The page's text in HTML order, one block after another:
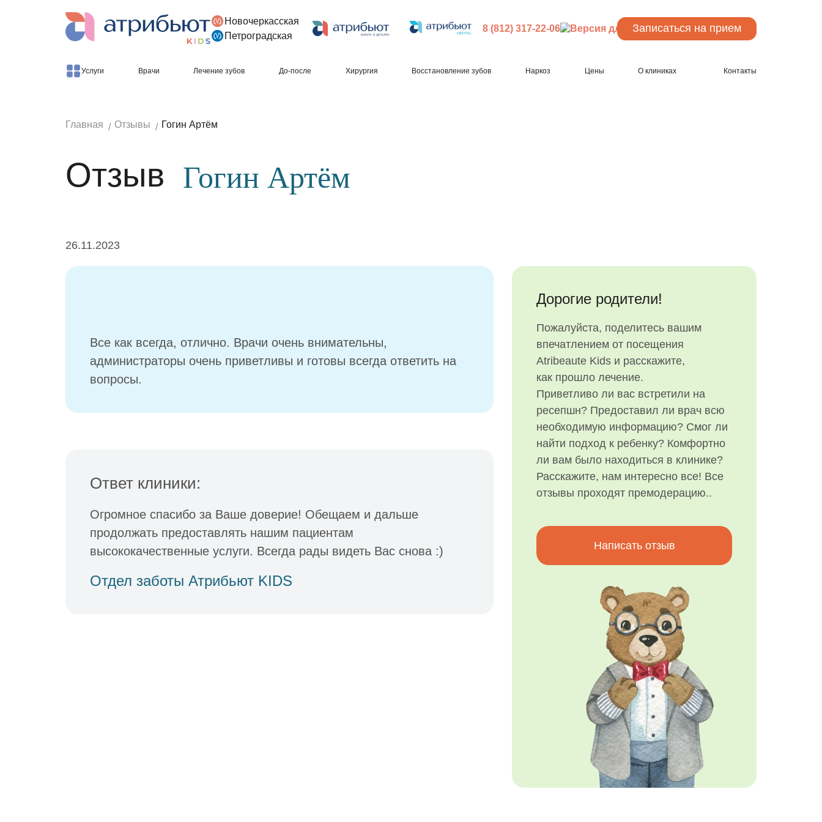
Версия для слабовидящих
Новочеркасская
Петроградская
8 (812) 317-22-06 Записаться на прием
Услуги Врачи Лечение зубов До-после Хирургия Восстановление зубов Наркоз Цены О клиниках Контакты
Главная Отзывы Гогин Артём
Отзыв Гогин Артём
26.11.2023
Все как всегда, отлично. Врачи очень внимательны,
администраторы очень приветливы и готовы всегда ответить на
вопросы.
Ответ клиники:
Огромное спасибо за Ваше доверие! Обещаем и дальше
продолжать предоставлять нашим пациентам
высококачественные услуги. Всегда рады видеть Вас снова :)
Отдел заботы Атрибьют KIDS
Дорогие родители!
Пожалуйста, поделитесь вашим
впечатлением от посещения
Atribeaute Kids и расскажите,
как прошло лечение.
Приветливо ли вас встретили на
ресепшн? Предоставил ли врач всю
необходимую информацию? Смог ли
найти подход к ребенку? Комфортно
ли вам было находиться в клинике?
Расскажите, нам интересно все! Все
отзывы проходят премодерацию..
Написать отзыв